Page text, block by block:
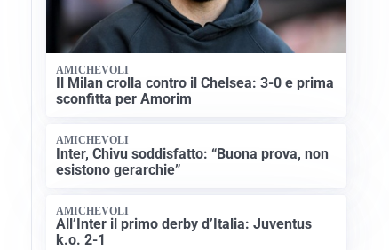
AMICHEVOLI
Il Milan crolla contro il Chelsea: 3-0 e prima
sconfitta per Amorim
AMICHEVOLI
Inter, Chivu soddisfatto: “Buona prova, non
esistono gerarchie”
AMICHEVOLI
All’Inter il primo derby d’Italia: Juventus
k.o. 2-1